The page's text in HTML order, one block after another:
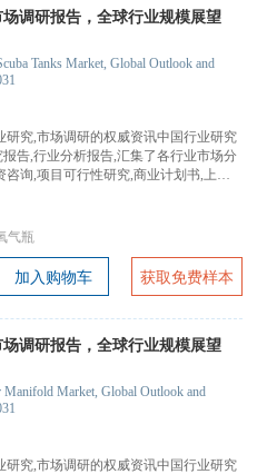
场调研报告，全球行业规模展望
Tanks Market, Global Outlook and
究,市场调研的权威资讯中国行业研究
告,行业分析报告,汇集了各行业市场分
询,项目可行性研究,商业计划书,上市
气瓶
加入购物车 获取免费样本
场调研报告，全球行业规模展望
Manifold Market, Global Outlook and
究,市场调研的权威资讯中国行业研究